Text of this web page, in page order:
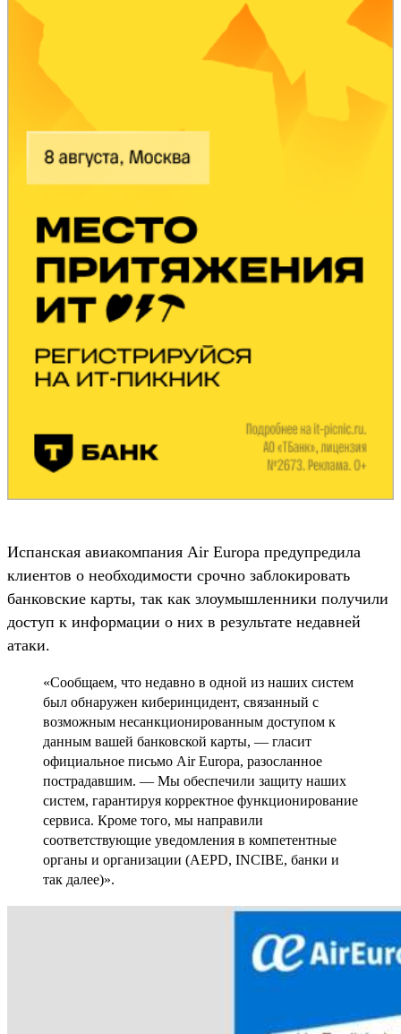
Испанская авиакомпания Air Europa предупредила
клиентов о необходимости срочно заблокировать
банковские карты, так как злоумышленники получили
доступ к информации о них в результате недавней
атаки.
«Сообщаем, что недавно в одной из наших систем
был обнаружен киберинцидент, связанный с
возможным несанкционированным доступом к
данным вашей банковской карты, — гласит
официальное письмо Air Europa, разосланное
пострадавшим. — Мы обеспечили защиту наших
систем, гарантируя корректное функционирование
сервиса. Кроме того, мы направили
соответствующие уведомления в компетентные
органы и организации (AEPD, INCIBE, банки и
так далее)».